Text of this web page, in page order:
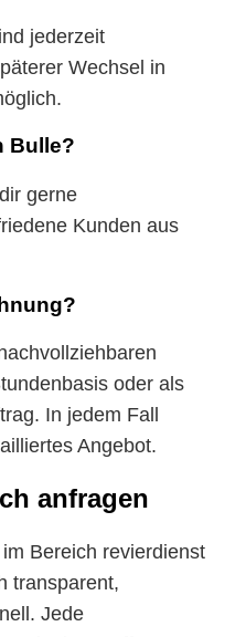
jederzeit
Wechsel in
Bulle?
gerne
Kunden aus
oder als
In jedem Fall
Angebot.
anfragen
Bereich revierdienst
transparent,
Jede